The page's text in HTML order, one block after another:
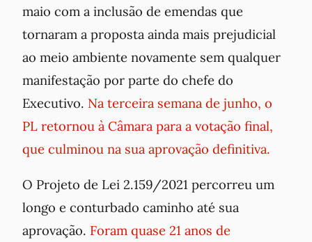
maio com a inclusão de emendas que
tornaram a proposta ainda mais prejudicial
ao meio ambiente novamente sem qualquer
manifestação por parte do chefe do
Executivo. Na terceira semana de junho, o
PL retornou à Câmara para a votação final,
que culminou na sua aprovação definitiva.
O Projeto de Lei 2.159/2021 percorreu um
longo e conturbado caminho até sua
aprovação. Foram quase 21 anos de